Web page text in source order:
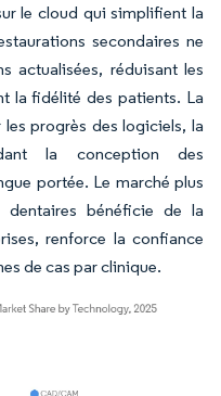
le cloud qui simplifient la
secondaires ne
actualisées, réduisant les
la fidélité des patients. La
progrès des logiciels, la
la conception des
portée. Le marché plus
bénéficie de la
renforce la confiance
de cas par clinique.